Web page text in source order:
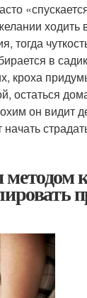
ходить
тогда
в
кроха
остаться
он видит
методом